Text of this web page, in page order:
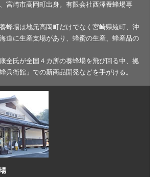
宮崎市高岡町出身。有限会社西澤養蜂場専
蜂場は地元高岡町だけでなく宮崎県綾町、沖
道に生産支場があり、蜂蜜の生産、蜂産品の
全氏が全国４カ所の養蜂場を飛び回る中、拠
兵衛館」での新商品開発などを手がける。